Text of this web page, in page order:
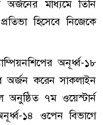
মাধ্যমে তিনি
হিসেবে নিজেকে
অনূর্ধ্ব-১৮
অর্জন করেন সাকলাইন
৭ম ওয়েস্টার্ন
১৪ ওপেন বিভাগে